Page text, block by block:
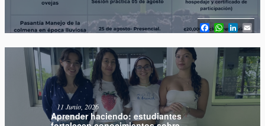
Facebook
Aprender haciendo: estudiantes
11 Junio, 2026